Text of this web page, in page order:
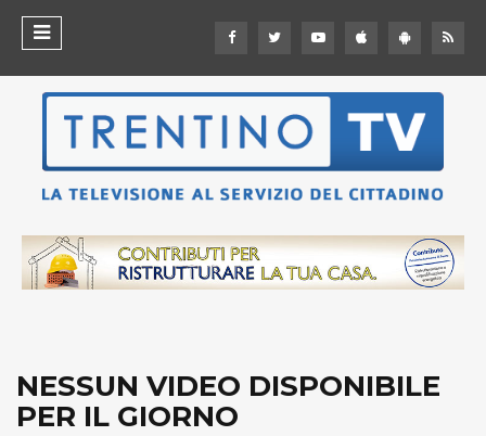
NESSUN VIDEO DISPONIBILE
PER IL GIORNO